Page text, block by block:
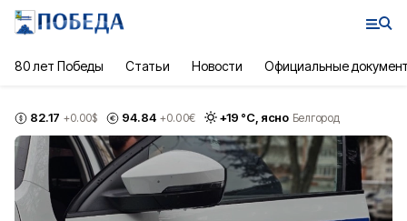
80 лет Победы Статьи Новости Официальные
82.17 +0.00$ 94.84 +0.00€ +19 °С, ясно Белгород